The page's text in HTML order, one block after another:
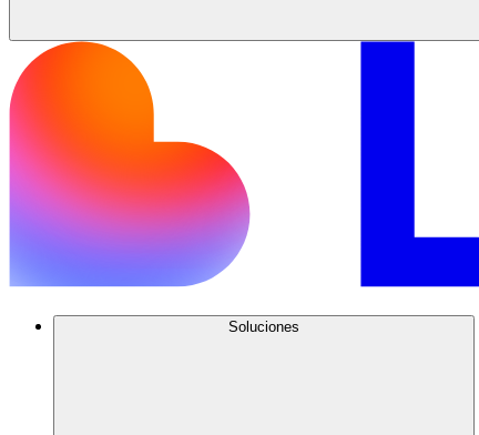
Soluciones